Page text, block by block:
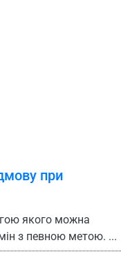
при
якого можна
з певною метою. ...